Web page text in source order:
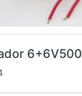
6+6V500